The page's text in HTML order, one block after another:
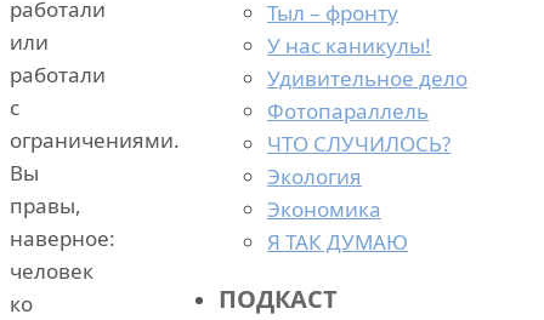
работали
или
работали
с
ограничениями.
Вы
правы,
наверное:
человек
ко
Тыл – фронту
У нас каникулы!
Удивительное дело
Фотопараллель
ЧТО СЛУЧИЛОСЬ?
Экология
Экономика
Я ТАК ДУМАЮ
ПОДКАСТ